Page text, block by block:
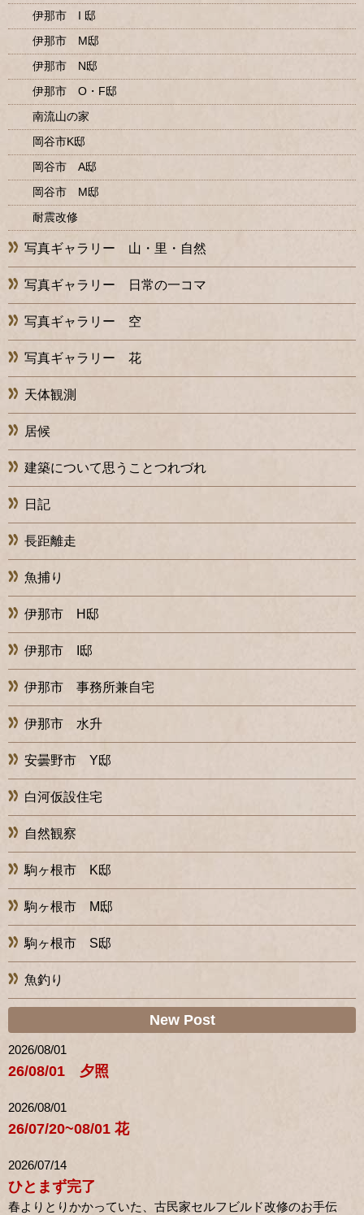
伊那市 I 邸
伊那市 M邸
伊那市 N邸
伊那市 O・F邸
南流山の家
岡谷市K邸
岡谷市 A邸
岡谷市 M邸
耐震改修
写真ギャラリー 山・里・自然
写真ギャラリー 日常の一コマ
写真ギャラリー 空
写真ギャラリー 花
天体観測
居候
建築について思うことつれづれ
日記
長距離走
魚捕り
伊那市 H邸
伊那市 I邸
伊那市 事務所兼自宅
伊那市 水升
安曇野市 Y邸
白河仮設住宅
自然観察
駒ヶ根市 K邸
駒ヶ根市 M邸
駒ヶ根市 S邸
魚釣り
New Post
2026/08/01
26/08/01 夕照
2026/08/01
26/07/20~08/01 花
2026/07/14
ひとまず完了
春よりとりかかっていた、古民家セルフビルド改修のお手伝